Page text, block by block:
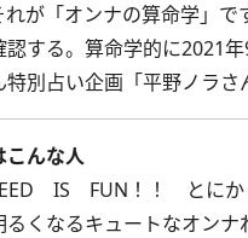
が「オンナの算命学」で
認する。算命学的に2021
特別占い企画「平野ノラ
こんな人
IS FUN！！ とにかく
るくなるキュートなオン